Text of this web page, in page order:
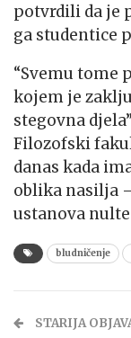
potvrdili da je
ga studentice
“Svemu tome
kojem je
stegovna
Filozofski
danas kada
oblika nasilja
ustanova
bludničenje
STARIJA